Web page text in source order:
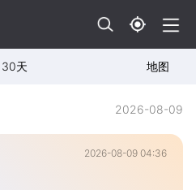
30天 地图
2026-08-09
2026-08-09 04:36